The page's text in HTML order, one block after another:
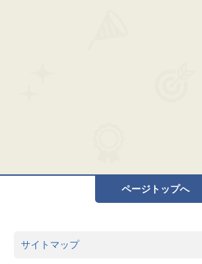
ページトップへ
サイトマップ